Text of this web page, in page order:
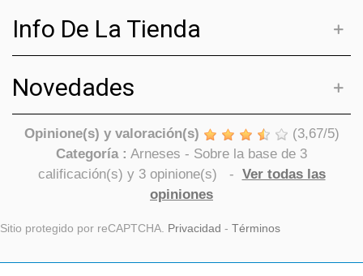
Info De La Tienda
Novedades
Opinione(s) y valoración(s) (3,67/5)
Categoría : Arneses - Sobre la base de 3
calificación(s) y 3opinione(s) - Ver todas las
opiniones
Sitio protegido por reCAPTCHA. Privacidad - Términos